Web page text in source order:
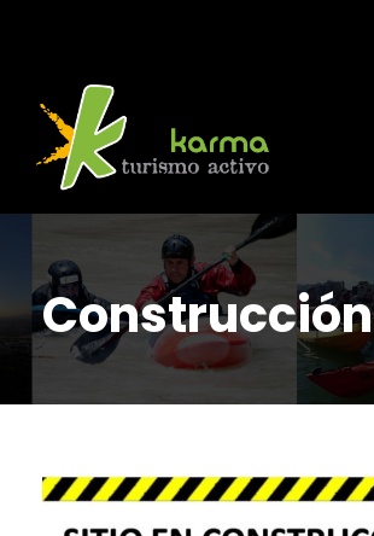
Construcción